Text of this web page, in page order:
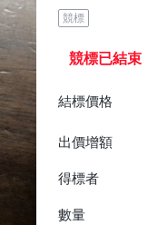
競標
競標已結束
結標價格
出價增額
得標者
數量